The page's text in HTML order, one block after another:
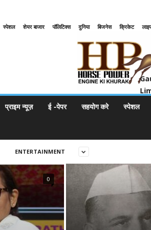
स्पेशल शेयर बाजार पॉलिटिक्स दुनिया बिजनेस क्रिकेट
प्राइम न्यूज़ ई -पेपर सहयोग करे स्पेशल
ENTERTAINMENT
0